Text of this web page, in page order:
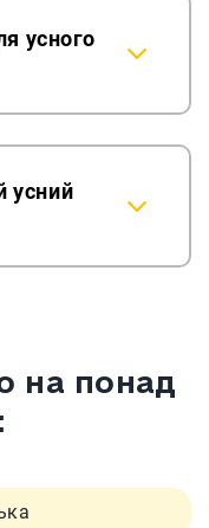
усного
усний
на понад